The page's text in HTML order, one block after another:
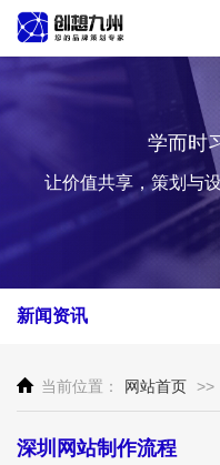
学而时
让价值共享，策划与
新闻资讯
当前位置： 网站首页 >>
深圳网站制作流程